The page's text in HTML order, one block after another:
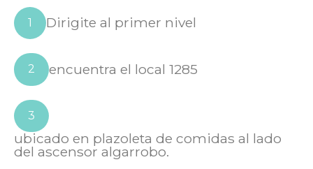
1 Dirigite al primer nivel
2 encuentra el local 1285
3
ubicado en plazoleta de comidas al lado
del ascensor algarrobo.